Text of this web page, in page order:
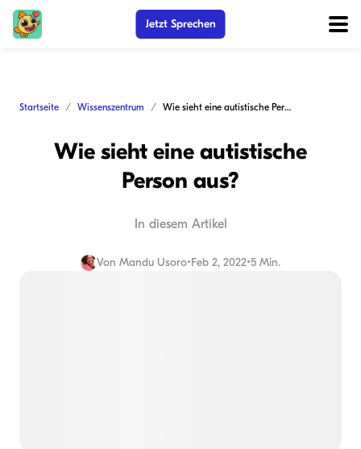
Jetzt Sprechen
Startseite Wissenszentrum Wie sieht eine autistische Person aus?
Wie sieht eine autistische
Person aus?
In diesem Artikel
Von Mandu Usoro•Feb 2, 2022•5 Min.